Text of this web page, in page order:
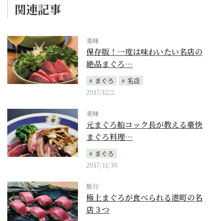
関連記事
美味
保存版！一度は味わいたい名店の
絶品まぐろ…
まぐろ
名店
2017/12/2
美味
元まぐろ船コック長が教える豪快
まぐろ料理…
まぐろ
2017/11/30
旅行
極上まぐろが食べられる港町の名
店３つ